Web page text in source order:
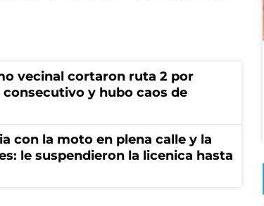
vecinal cortaron ruta 2 por
y hubo caos de
con la moto en plena calle y la
le suspendieron la licenica hasta